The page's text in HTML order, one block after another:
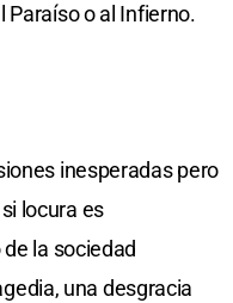
o al Infierno.
inesperadas pero
locura es
la sociedad
una desgracia